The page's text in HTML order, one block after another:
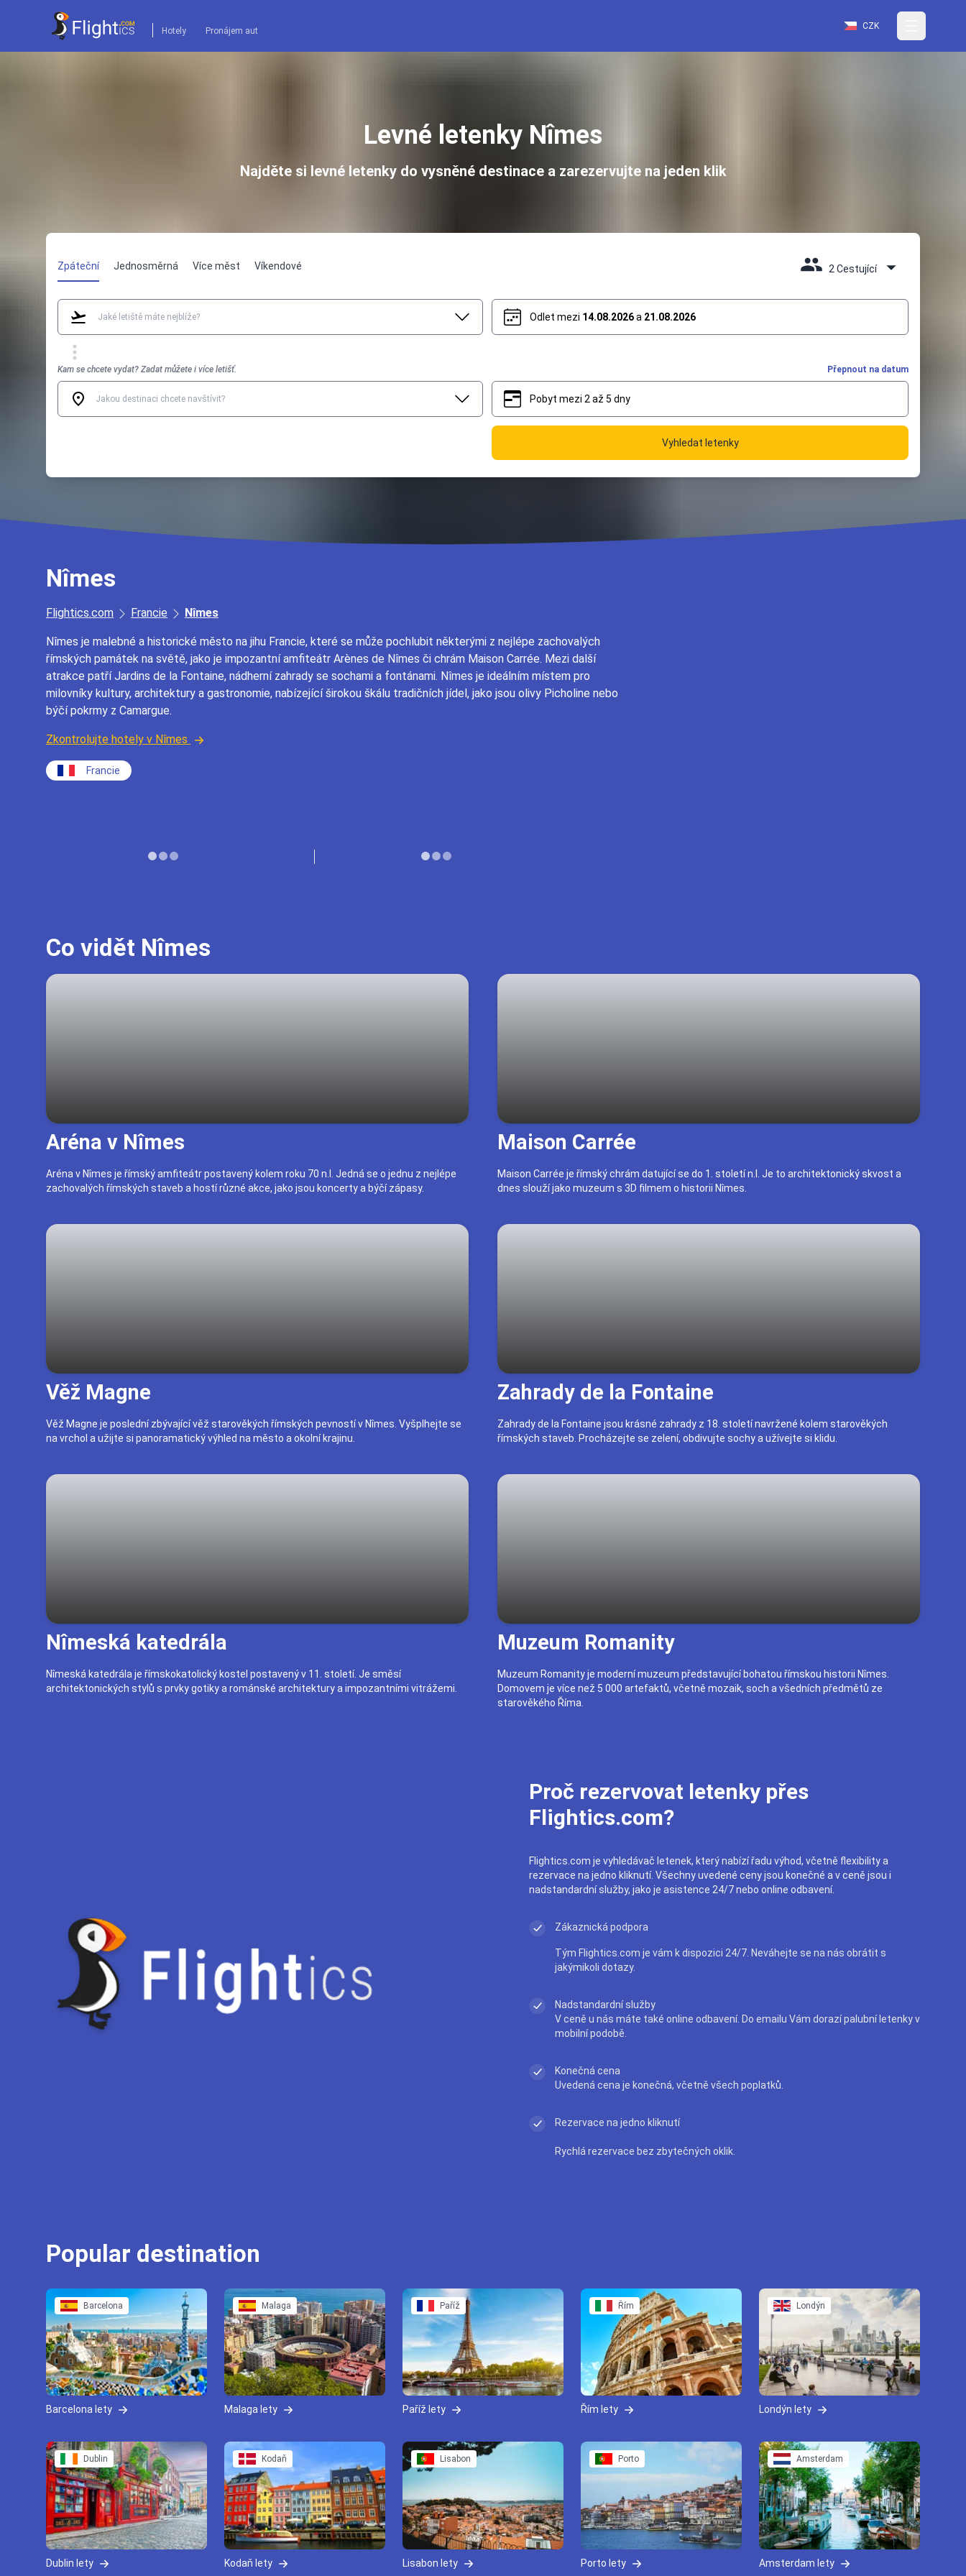
Hotely Pronájem aut CZK
Levné letenky Nîmes
Najděte si levné letenky do vysněné destinace a zarezervujte na jeden klik
Zpáteční Jednosměrná Více měst Víkendové 2 Cestující
Odlet mezi 14.08.2026a 21.08.2026
Kam se chcete vydat? Zadat můžete i více letišť. Přepnout na datum
Pobyt mezi 2 až 5 dny
Vyhledat letenky
Nîmes
Flightics.com Francie Nîmes
Nîmes je malebné a historické město na jihu Francie, které se může pochlubit některými z nejlépe zachovalých
římských památek na světě, jako je impozantní amfiteátr Arènes de Nîmes či chrám Maison Carrée. Mezi další
atrakce patří Jardins de la Fontaine, nádherní zahrady se sochami a fontánami. Nîmes je ideálním místem pro
milovníky kultury, architektury a gastronomie, nabízející širokou škálu tradičních jídel, jako jsou olivy Picholine nebo
býčí pokrmy z Camargue.
Zkontrolujte hotely v Nîmes
Francie
Co vidět Nîmes
Aréna v Nîmes
Aréna v Nîmes je římský amfiteátr postavený kolem roku 70 n.l. Jedná se o jednu z nejlépe
zachovalých římských staveb a hostí různé akce, jako jsou koncerty a býčí zápasy.
Maison Carrée
Maison Carrée je římský chrám datující se do 1. století n.l. Je to architektonický skvost a
dnes slouží jako muzeum s 3D filmem o historii Nîmes.
Věž Magne
Věž Magne je poslední zbývající věž starověkých římských pevností v Nîmes. Vyšplhejte se
na vrchol a užijte si panoramatický výhled na město a okolní krajinu.
Zahrady de la Fontaine
Zahrady de la Fontaine jsou krásné zahrady z 18. století navržené kolem starověkých
římských staveb. Procházejte se zelení, obdivujte sochy a užívejte si klidu.
Nîmeská katedrála
Nîmeská katedrála je římskokatolický kostel postavený v 11. století. Je směsí
architektonických stylů s prvky gotiky a románské architektury a impozantními vitrážemi.
Muzeum Romanity
Muzeum Romanity je moderní muzeum představující bohatou římskou historii Nîmes.
Domovem je více než 5 000 artefaktů, včetně mozaik, soch a všedních předmětů ze
starověkého Říma.
Proč rezervovat letenky přes
Flightics.com?
Flightics.com je vyhledávač letenek, který nabízí řadu výhod, včetně flexibility a
rezervace na jedno kliknutí. Všechny uvedené ceny jsou konečné a v ceně jsou i
nadstandardní služby, jako je asistence 24/7 nebo online odbavení.
Zákaznická podpora
Tým Flightics.com je vám k dispozici 24/7. Neváhejte se na nás obrátit s
jakýmikoli dotazy.
Nadstandardní služby
V ceně u nás máte také online odbavení. Do emailu Vám dorazí palubní letenky v
mobilní podobě.
Konečná cena
Uvedená cena je konečná, včetně všech poplatků.
Rezervace na jedno kliknutí
Rychlá rezervace bez zbytečných oklik.
Popular destination
Barcelona
Barcelona lety
Malaga
Malaga lety
Paříž
Paříž lety
Řím
Řím lety
Londýn
Londýn lety
Dublin
Dublin lety
Kodaň
Kodaň lety
Lisabon
Lisabon lety
Porto
Porto lety
Amsterdam
Amsterdam lety